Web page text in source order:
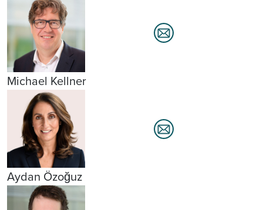
Michael Kellner
Aydan Özoğuz